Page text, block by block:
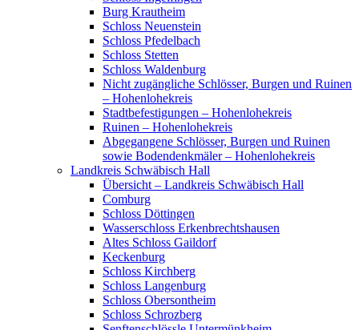
Burg Krautheim
Schloss Neuenstein
Schloss Pfedelbach
Schloss Stetten
Schloss Waldenburg
Nicht zugängliche Schlösser, Burgen und Ruinen
– Hohenlohekreis
Stadtbefestigungen – Hohenlohekreis
Ruinen – Hohenlohekreis
Abgegangene Schlösser, Burgen und Ruinen
sowie Bodendenkmäler – Hohenlohekreis
Landkreis Schwäbisch Hall
Übersicht – Landkreis Schwäbisch Hall
Comburg
Schloss Döttingen
Wasserschloss Erkenbrechtshausen
Altes Schloss Gaildorf
Keckenburg
Schloss Kirchberg
Schloss Langenburg
Schloss Obersontheim
Schloss Schrozberg